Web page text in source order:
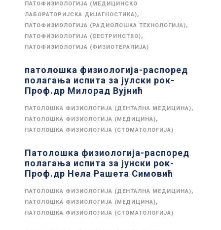
ПАТОФИЗИОЛОГИЈА (МЕДИЦИНСКО
ЛАБОРАТОРИЈСКА ДИЈАГНОСТИКА),
ПАТОФИЗИОЛОГИЈА (РАДИОЛОШКА ТЕХНОЛОГИЈА),
ПАТОФИЗИОЛОГИЈА (СЕСТРИНСТВО),
ПАТОФИЗИОЛОГИЈА (ФИЗИОТЕРАПИЈА)
патолошка физиологија-распоред
полагања испита за јулски рок-
Проф.др Милорад Вујнић
ПАТОЛОШКА ФИЗИОЛОГИЈА (ДЕНТАЛНА МЕДИЦИНА),
ПАТОЛОШКА ФИЗИОЛОГИЈА (МЕДИЦИНА),
ПАТОЛОШКА ФИЗИОЛОГИЈА (СТОМАТОЛОГИЈА)
Патолошка физиологија-распоред
полагања испита за јунски рок-
Проф.др Нела Рашета Симовић
ПАТОЛОШКА ФИЗИОЛОГИЈА (ДЕНТАЛНА МЕДИЦИНА),
ПАТОЛОШКА ФИЗИОЛОГИЈА (МЕДИЦИНА),
ПАТОЛОШКА ФИЗИОЛОГИЈА (СТОМАТОЛОГИЈА)